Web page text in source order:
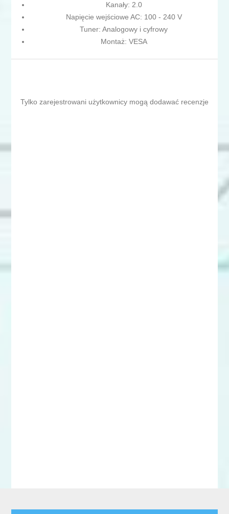
Kanały: 2.0
Napięcie wejściowe AC: 100 - 240 V
Tuner: Analogowy i cyfrowy
Montaż: VESA
Tylko zarejestrowani użytkownicy mogą dodawać recenzje